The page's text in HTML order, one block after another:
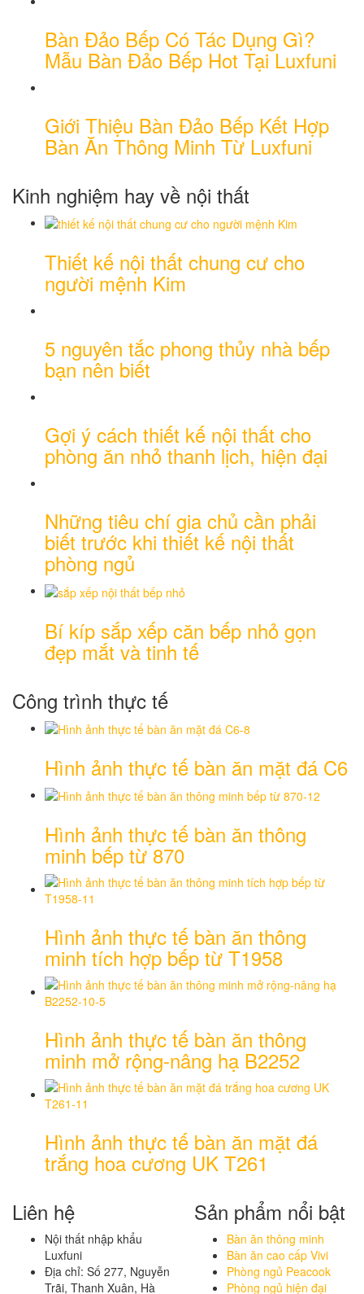
Bàn Đảo Bếp Có Tác Dụng Gì?
Mẫu Bàn Đảo Bếp Hot Tại Luxfuni
Giới Thiệu Bàn Đảo Bếp Kết Hợp
Bàn Ăn Thông Minh Từ Luxfuni
Kinh nghiệm hay về nội thất
Thiết kế nội thất chung cư cho
người mệnh Kim
5 nguyên tắc phong thủy nhà bếp
bạn nên biết
Gợi ý cách thiết kế nội thất cho
phòng ăn nhỏ thanh lịch, hiện đại
Những tiêu chí gia chủ cần phải
biết trước khi thiết kế nội thất
phòng ngủ
Bí kíp sắp xếp căn bếp nhỏ gọn
đẹp mắt và tinh tế
Công trình thực tế
Hình ảnh thực tế bàn ăn mặt đá C6
Hình ảnh thực tế bàn ăn thông
minh bếp từ 870
Hình ảnh thực tế bàn ăn thông
minh tích hợp bếp từ T1958
Hình ảnh thực tế bàn ăn thông
minh mở rộng-nâng hạ B2252
Hình ảnh thực tế bàn ăn mặt đá
trắng hoa cương UK T261
Liên hệ
Nội thất nhập khẩu
Luxfuni
Địa chỉ: Số 277, Nguyễn
Trãi, Thanh Xuân, Hà
Sản phẩm nổi bật
Bàn ăn thông minh
Bàn ăn cao cấp Vivi
Phòng ngủ Peacook
Phòng ngủ hiện đại